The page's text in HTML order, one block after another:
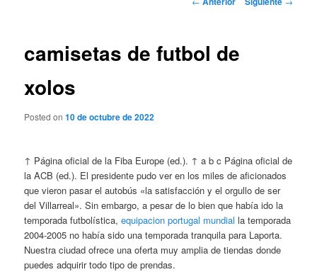
camisetas de futbol de
xolos
Posted on10 de octubre de 2022
↑ Página oficial de la Fiba Europe (ed.). ↑ a b c Página oficial de
la ACB (ed.). El presidente pudo ver en los miles de aficionados
que vieron pasar el autobús «la satisfacción y el orgullo de ser
del Villarreal». Sin embargo, a pesar de lo bien que había ido la
temporada futbolística,equipacion portugal mundial la temporada
2004-2005 no había sido una temporada tranquila para Laporta.
Nuestra ciudad ofrece una oferta muy amplia de tiendas donde
puedes adquirir todo tipo de prendas.